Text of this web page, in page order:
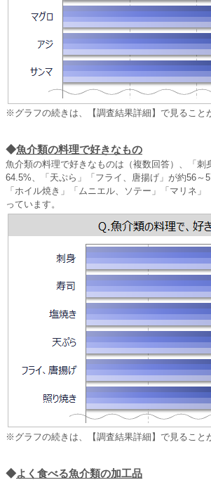
※グラフの続きは、【調査結果詳細】で見ること
◆魚介類の料理で好きなもの
魚介類の料理で好きなものは（複数回答）、「
64.5%、「天ぷら」「フライ、唐揚げ」が約56
「ホイル焼き」「ムニエル、ソテー」「マリネ
っています。
※グラフの続きは、【調査結果詳細】で見ること
◆よく食べる魚介類の加工品